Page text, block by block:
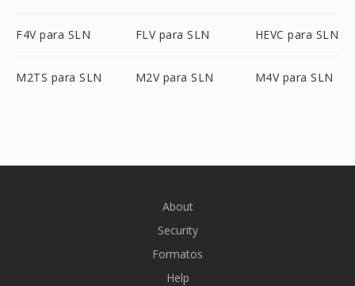
F4V para SLN FLV para SLN HEVC para SLN
M2TS para SLN M2V para SLN M4V para SLN
About
Security
Formatos
Help